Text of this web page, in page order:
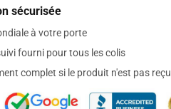
sécurisée
à votre porte
fourni pour tous les colis
complet si le produit n'est pas reçu